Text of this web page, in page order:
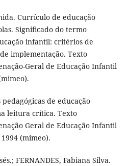
Currículo de educação
Significado do termo
infantil: critérios de
implementação. Texto
Geral de Educação Infantil
pedagógicas de educação
leitura crítica. Texto
Geral de Educação Infantil
(mimeo).
FERNANDES, Fabiana Silva.